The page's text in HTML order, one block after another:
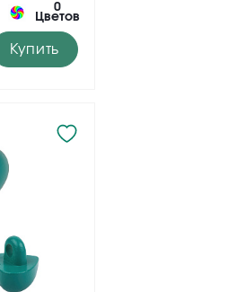
0
Цветов
Купить